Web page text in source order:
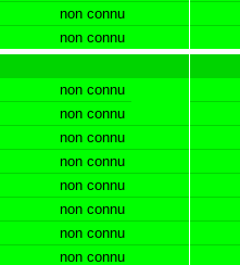
non connu
non connu
non connu
non connu
non connu
non connu
non connu
non connu
non connu
non connu